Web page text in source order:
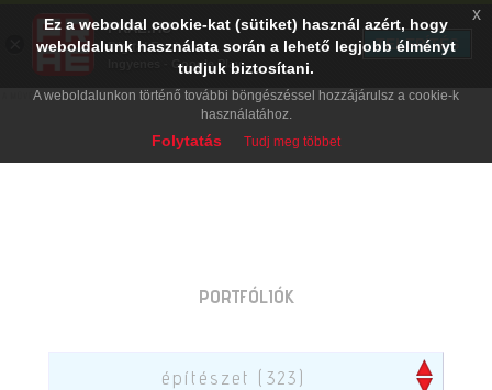
PORTFÓLIÓK
építészet (323)
Ez a weboldal cookie-kat (sütiket) használ azért, hogy
weboldalunk használata során a lehető legjobb élményt
tudjuk biztosítani.
A weboldalunkon történő további böngészéssel hozzájárulsz a cookie-k
használatához.
Folytatás Tudj meg többet
x
PRAE.HU
Digital Evolution
Ingyenes - Google Play
TELEPÍTÉS